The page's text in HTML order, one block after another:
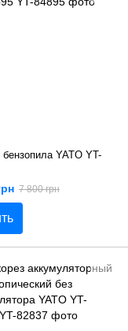
YATO YT-
7 800 грн